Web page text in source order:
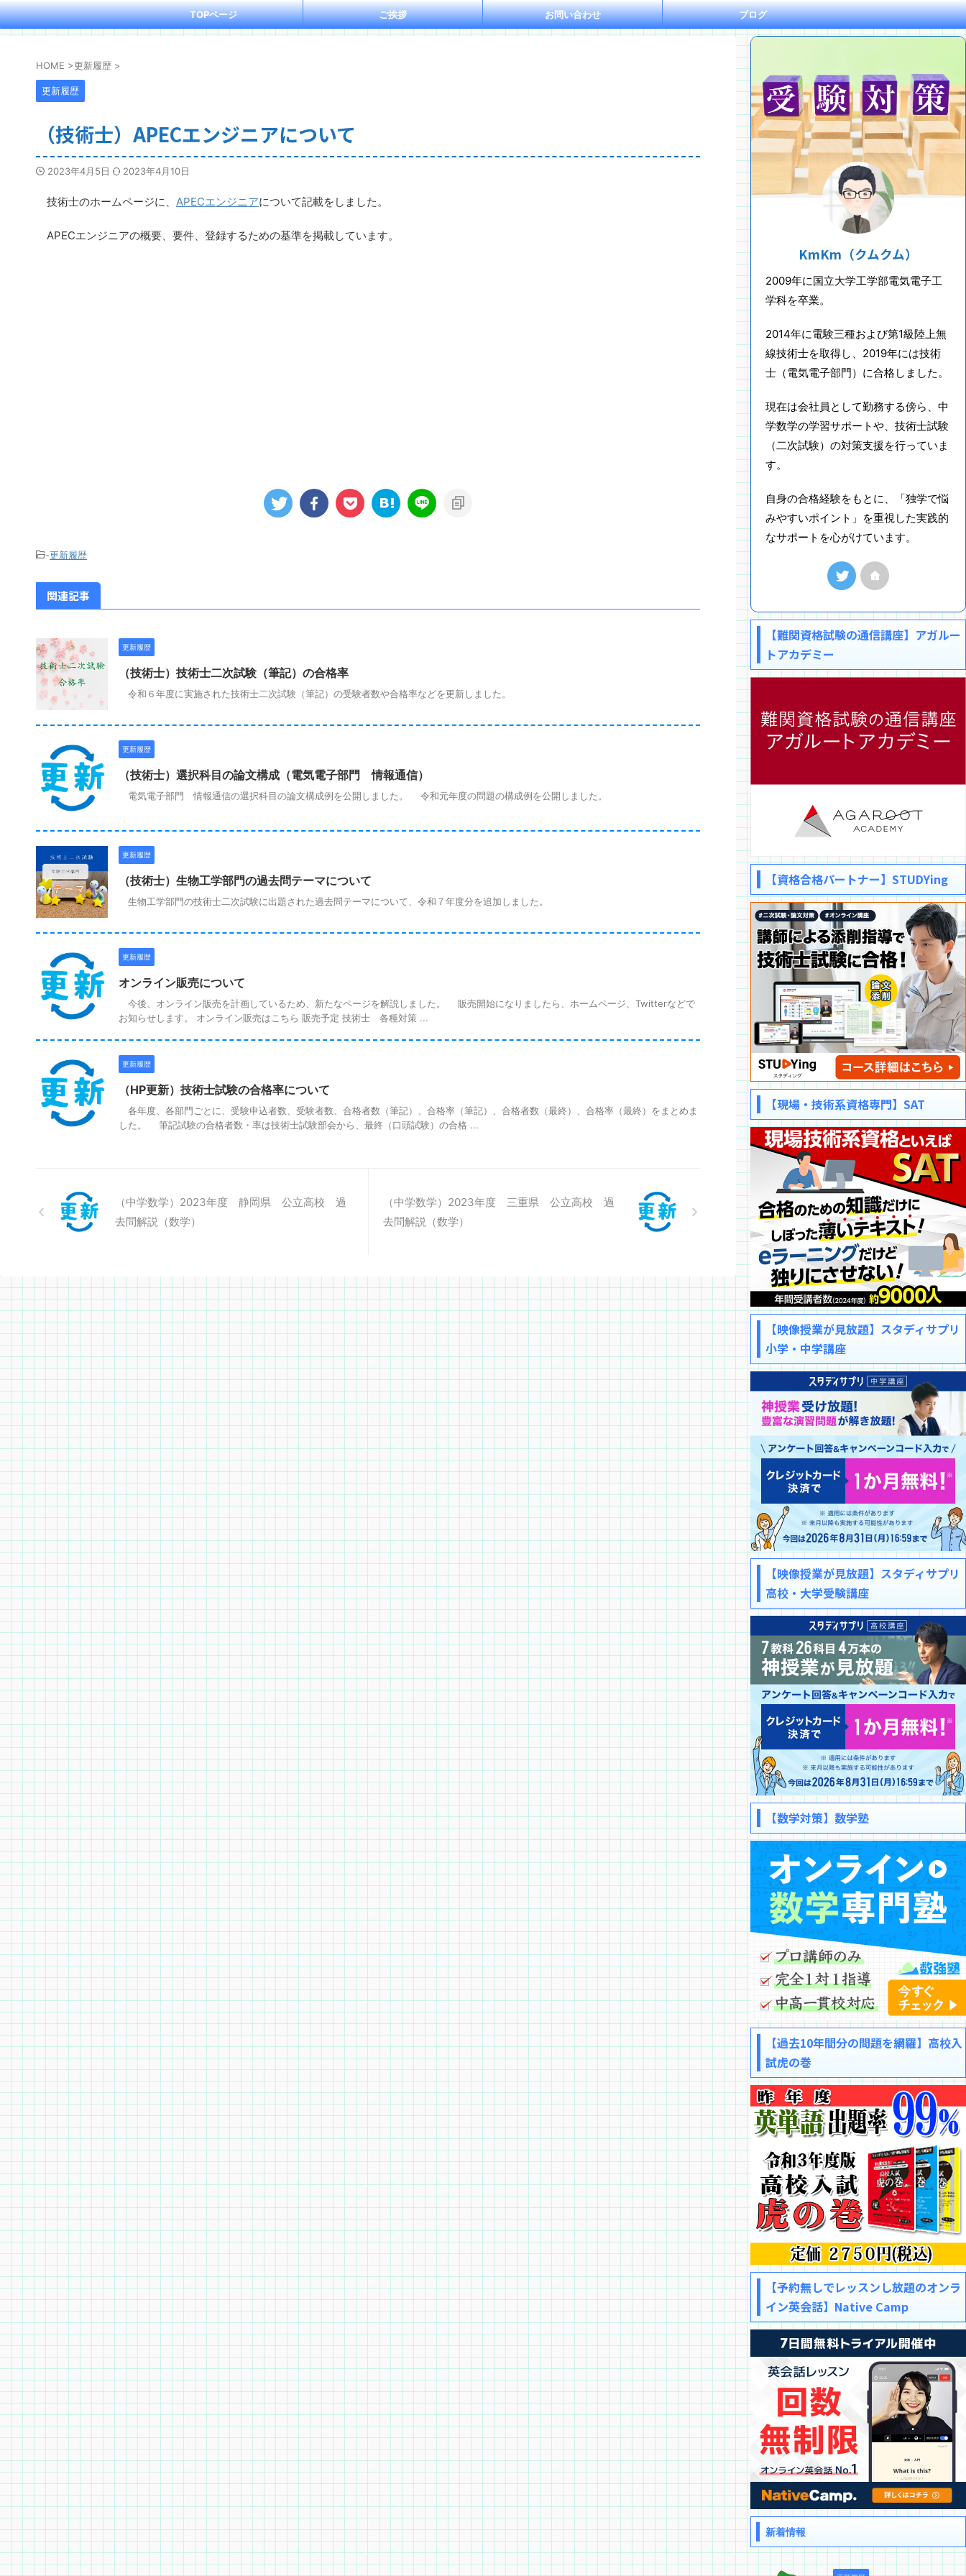
TOPページ ご挨拶 お問い合わせ ブログ
HOME >更新履歴 >
更新履歴
（技術士）APECエンジニアについて
2023年4月5日 2023年4月10日
技術士のホームページに、 APECエンジニアについて記載をしました。
APECエンジニアの概要、要件、登録するための基準を掲載しています。
-更新履歴
関連記事
更新履歴
（技術士）技術士二次試験（筆記）の合格率
令和６年度に実施された技術士二次試験（筆記）の受験者数や合格率などを更新しました。
更新履歴
（技術士）選択科目の論文構成（電気電子部門 情報通信）
電気電子部門 情報通信の選択科目の論文構成例を公開しました。 令和元年度の問題の構成例を公開しました。
更新履歴
（技術士）生物工学部門の過去問テーマについて
生物工学部門の技術士二次試験に出題された過去問テーマについて、令和７年度分を追加しました。
更新履歴
オンライン販売について
今後、オンライン販売を計画しているため、新たなページを解説しました。 販売開始になりましたら、ホームページ、Twitterなどで
お知らせします。 オンライン販売はこちら 販売予定 技術士 各種対策 ...
更新履歴
（HP更新）技術士試験の合格率について
各年度、各部門ごとに、受験申込者数、受験者数、合格者数（筆記）、合格率（筆記）、合格者数（最終）、合格率（最終）をまとめま
した。 筆記試験の合格者数・率は技術士試験部会から、最終（口頭試験）の合格 ...
（中学数学）2023年度 静岡県 公立高校 過
去問解説（数学）
（中学数学）2023年度 三重県 公立高校 過
去問解説（数学）
KmKm（クムクム）
2009年に国立大学工学部電気電子工
学科を卒業。
2014年に電験三種および第1級陸上無
線技術士を取得し、2019年には技術
士（電気電子部門）に合格しました。
現在は会社員として勤務する傍ら、中
学数学の学習サポートや、技術士試験
（二次試験）の対策支援を行っていま
す。
自身の合格経験をもとに、「独学で悩
みやすいポイント」を重視した実践的
なサポートを心がけています。
【難関資格試験の通信講座】アガルー
トアカデミー
【資格合格パートナー】STUDYing
【現場・技術系資格専門】SAT
【映像授業が見放題】スタディサプリ
小学・中学講座
【映像授業が見放題】スタディサプリ
高校・大学受験講座
【数学対策】数学塾
【過去10年間分の問題を網羅】高校入
試虎の巻
【予約無しでレッスンし放題のオンラ
イン英会話】Native Camp
新着情報